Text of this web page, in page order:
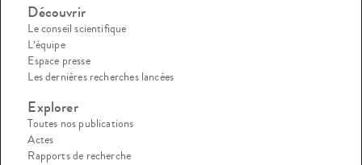
Découvrir
Le conseil scientifique
L’équipe
Espace presse
Les dernières recherches lancées
Explorer
Toutes nos publications
Actes
Rapports de recherche